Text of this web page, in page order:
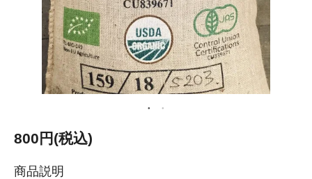
800円(税込)
商品説明